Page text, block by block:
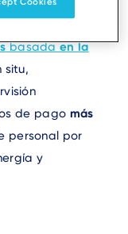
basadaen la
situ,
de pago más
personal por
y